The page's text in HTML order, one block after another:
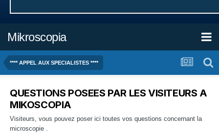
Mikroscopia
**** APPEL AUX SPECIALISTES ****
QUESTIONS POSEES PAR LES VISITEURS A
MIKOSCOPIA
Visiteurs, vous pouvez poser ici toutes vos questions concernant la
microscopie .